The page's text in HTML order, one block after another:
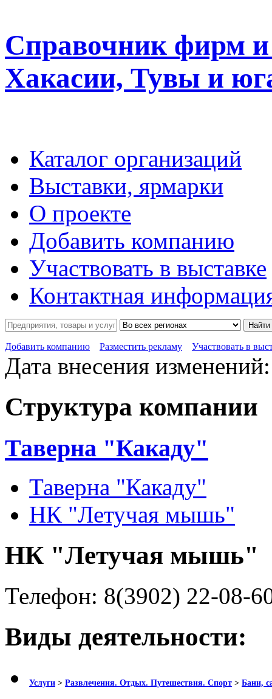
Справочник фирм и
Хакасии, Тувы и
Каталог организаций
Выставки, ярмарки
О проекте
Добавить компанию
Участвовать в выставке
Контактная
Найти
Добавить компанию Разместить рекламу Участвовать в
Дата внесения
Структура компании
Таверна "Какаду"
Таверна "Какаду"
НК "Летучая мышь"
НК "Летучая мышь"
Телефон: 8(3902) 22-08-
Виды деятельности:
Услуги > Развлечения. Отдых. Путешествия. Спорт > Бани,